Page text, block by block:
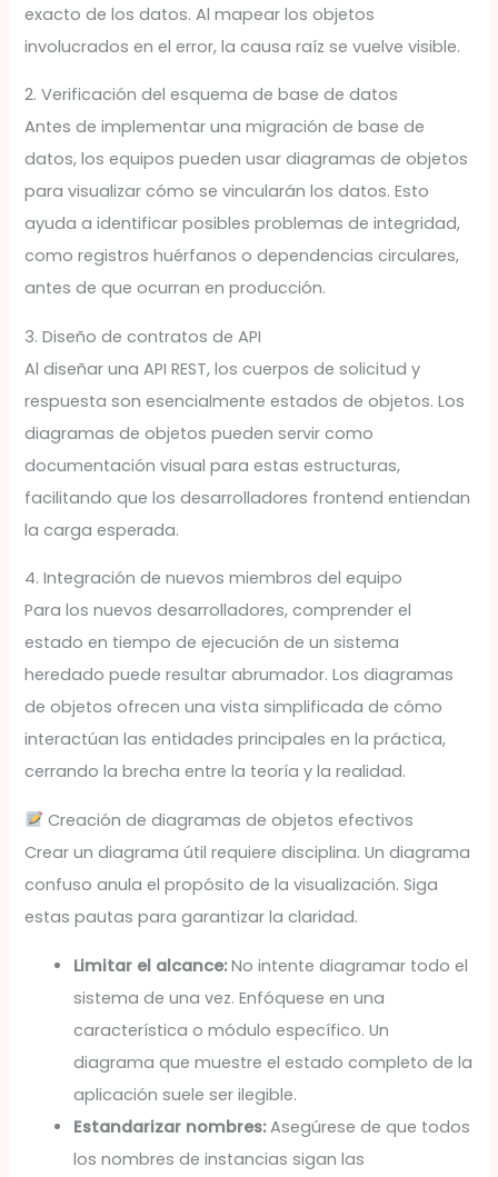
exacto de los datos. Al mapear los objetos
involucrados en el error, la causa raíz se vuelve visible.
2. Verificación del esquema de base de datos
Antes de implementar una migración de base de
datos, los equipos pueden usar diagramas de objetos
para visualizar cómo se vincularán los datos. Esto
ayuda a identificar posibles problemas de integridad,
como registros huérfanos o dependencias circulares,
antes de que ocurran en producción.
3. Diseño de contratos de API
Al diseñar una API REST, los cuerpos de solicitud y
respuesta son esencialmente estados de objetos. Los
diagramas de objetos pueden servir como
documentación visual para estas estructuras,
facilitando que los desarrolladores frontend entiendan
la carga esperada.
4. Integración de nuevos miembros del equipo
Para los nuevos desarrolladores, comprender el
estado en tiempo de ejecución de un sistema
heredado puede resultar abrumador. Los diagramas
de objetos ofrecen una vista simplificada de cómo
interactúan las entidades principales en la práctica,
cerrando la brecha entre la teoría y la realidad.
Creación de diagramas de objetos efectivos
Crear un diagrama útil requiere disciplina. Un diagrama
confuso anula el propósito de la visualización. Siga
estas pautas para garantizar la claridad.
Limitar el alcance:No intente diagramar todo el
sistema de una vez. Enfóquese en una
característica o módulo específico. Un
diagrama que muestre el estado completo de la
aplicación suele ser ilegible.
Estandarizar nombres:Asegúrese de que todos
los nombres de instancias sigan las